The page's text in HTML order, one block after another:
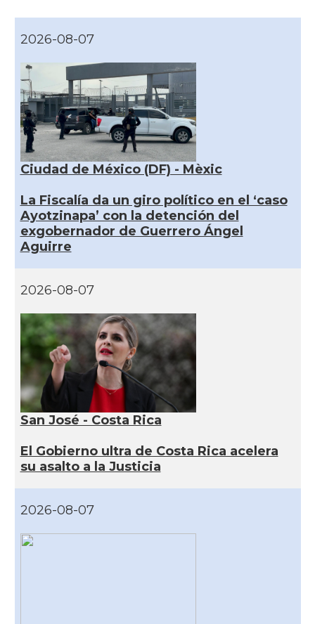
2026-08-07
Ciudad de México (DF) - Mèxic
La Fiscalía da un giro político en el ‘caso
Ayotzinapa’ con la detención del
exgobernador de Guerrero Ángel
Aguirre
2026-08-07
San José - Costa Rica
El Gobierno ultra de Costa Rica acelera
su asalto a la Justicia
2026-08-07